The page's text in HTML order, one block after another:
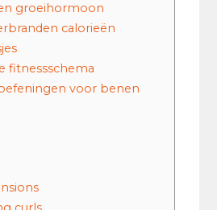
groeihormoon
calorieën
fitnessschema
voor benen